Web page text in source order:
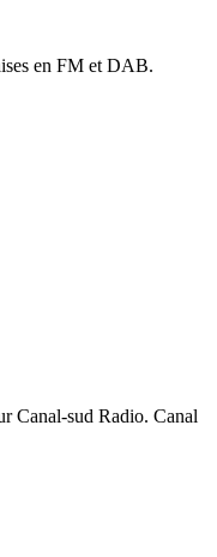
en FM et DAB.
Canal-sud Radio. Canal